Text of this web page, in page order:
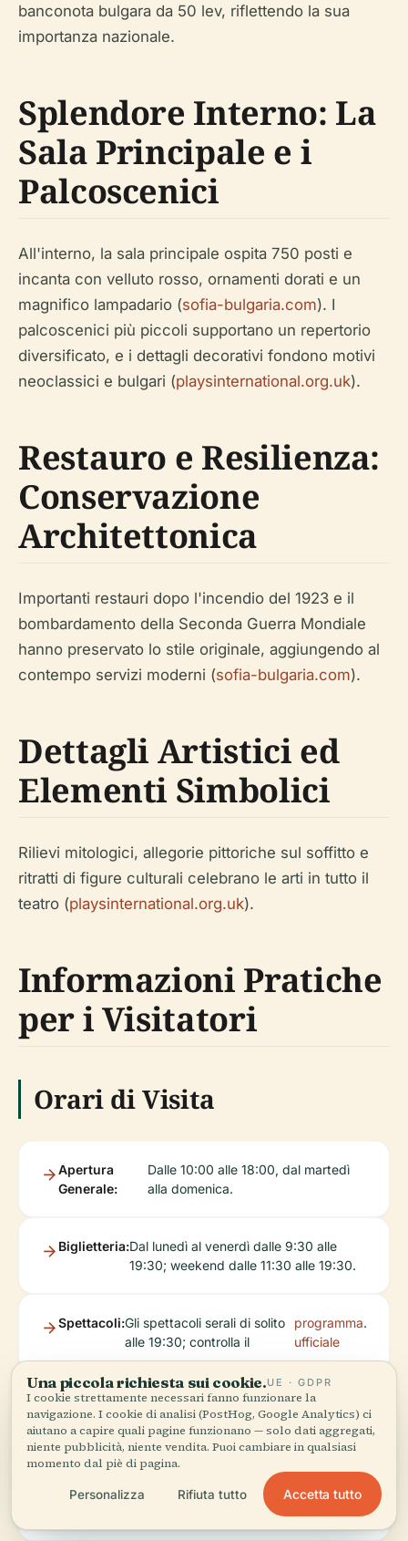
banconota bulgara da 50 lev, riflettendo la sua
importanza nazionale.
Splendore Interno: La
Sala Principale e i
Palcoscenici
All'interno, la sala principale ospita 750 posti e
incanta con velluto rosso, ornamenti dorati e un
magnifico lampadario (sofia-bulgaria.com). I
palcoscenici più piccoli supportano un repertorio
diversificato, e i dettagli decorativi fondono motivi
neoclassici e bulgari (playsinternational.org.uk).
Restauro e Resilienza:
Conservazione
Architettonica
Importanti restauri dopo l'incendio del 1923 e il
bombardamento della Seconda Guerra Mondiale
hanno preservato lo stile originale, aggiungendo al
contempo servizi moderni (sofia-bulgaria.com).
Dettagli Artistici ed
Elementi Simbolici
Rilievi mitologici, allegorie pittoriche sul soffitto e
ritratti di figure culturali celebrano le arti in tutto il
teatro (playsinternational.org.uk).
Informazioni Pratiche
per i Visitatori
Orari di Visita
Apertura
Generale:
Dalle 10:00 alle 18:00, dal martedì
alla domenica.
Biglietteria:Dal lunedì al venerdì dalle 9:30 alle
19:30; weekend dalle 11:30 alle 19:30.
Spettacoli:Gli spettacoli serali di solito
alle 19:30; controlla il
programma
ufficiale
.
Biglietti
Acquisto:Online
sito
o presso la
biglietteria.
Una piccola richiesta sui cookie.UE · GDPR
I cookie strettamente necessari fanno funzionare la
navigazione. I cookie di analisi (PostHog, Google Analytics) ci
aiutano a capire quali pagine funzionano — solo dati aggregati,
niente pubblicità, niente vendita. Puoi cambiare in qualsiasi
momento dal piè di pagina.
Personalizza Rifiuta tutto Accetta tutto